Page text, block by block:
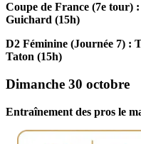
Coupe de France (7e tour)
Guichard (15h)
D2 Féminine (Journée 7) :
Taton (15h)
Dimanche 30 octobre
Entraînement des pros le